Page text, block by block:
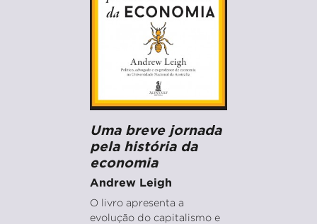
Uma breve jornada
pela história da
economia
Andrew Leigh
O livro apresenta a
evolução do capitalismo e